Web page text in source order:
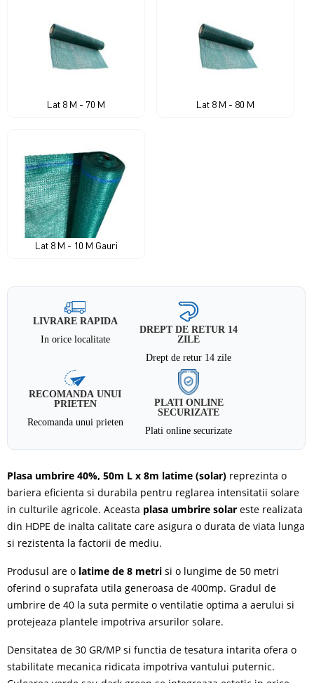
Lat 8 M - 70 M Lat 8 M - 80 M
Lat 8 M - 10 M Gauri
LIVRARE RAPIDA
In orice localitate
DREPT DE RETUR 14
ZILE
Drept de retur 14 zile
RECOMANDA UNUI
PRIETEN
Recomanda unui prieten
PLATI ONLINE
SECURIZATE
Plati online securizate
Plasa umbrire 40%, 50m L x 8m latime (solar) reprezinta o
bariera eficienta si durabila pentru reglarea intensitatii solare
in culturile agricole. Aceasta plasa umbrire solar este realizata
din HDPE de inalta calitate care asigura o durata de viata lunga
si rezistenta la factorii de mediu.
Produsul are o latime de 8 metri si o lungime de 50 metri
oferind o suprafata utila generoasa de 400mp. Gradul de
umbrire de 40 la suta permite o ventilatie optima a aerului si
protejeaza plantele impotriva arsurilor solare.
Densitatea de 30 GR/MP si functia de tesatura intarita ofera o
stabilitate mecanica ridicata impotriva vantului puternic.